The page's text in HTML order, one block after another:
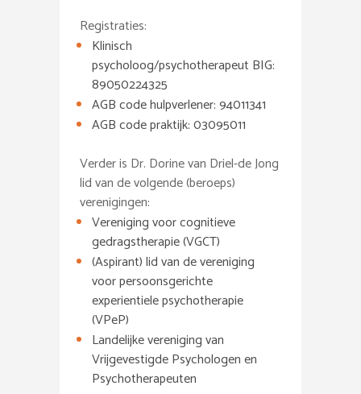
Registraties:
Klinisch
psycholoog/psychotherapeut BIG:
89050224325
AGB code hulpverlener: 94011341
AGB code praktijk: 03095011
Verder is Dr. Dorine van Driel-de Jong
lid van de volgende (beroeps)
verenigingen:
Vereniging voor cognitieve
gedragstherapie (VGCT)
(Aspirant) lid van de vereniging
voor persoonsgerichte
experientiele psychotherapie
(VPeP)
Landelijke vereniging van
Vrijgevestigde Psychologen en
Psychotherapeuten